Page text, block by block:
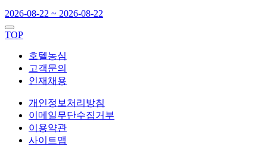
2026-08-22 ~ 2026-08-22
TOP
호텔농심
고객문의
인재채용
개인정보처리방침
이메일무단수집거부
이용약관
사이트맵